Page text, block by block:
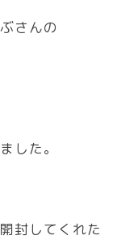
さんの
した。
封してくれた